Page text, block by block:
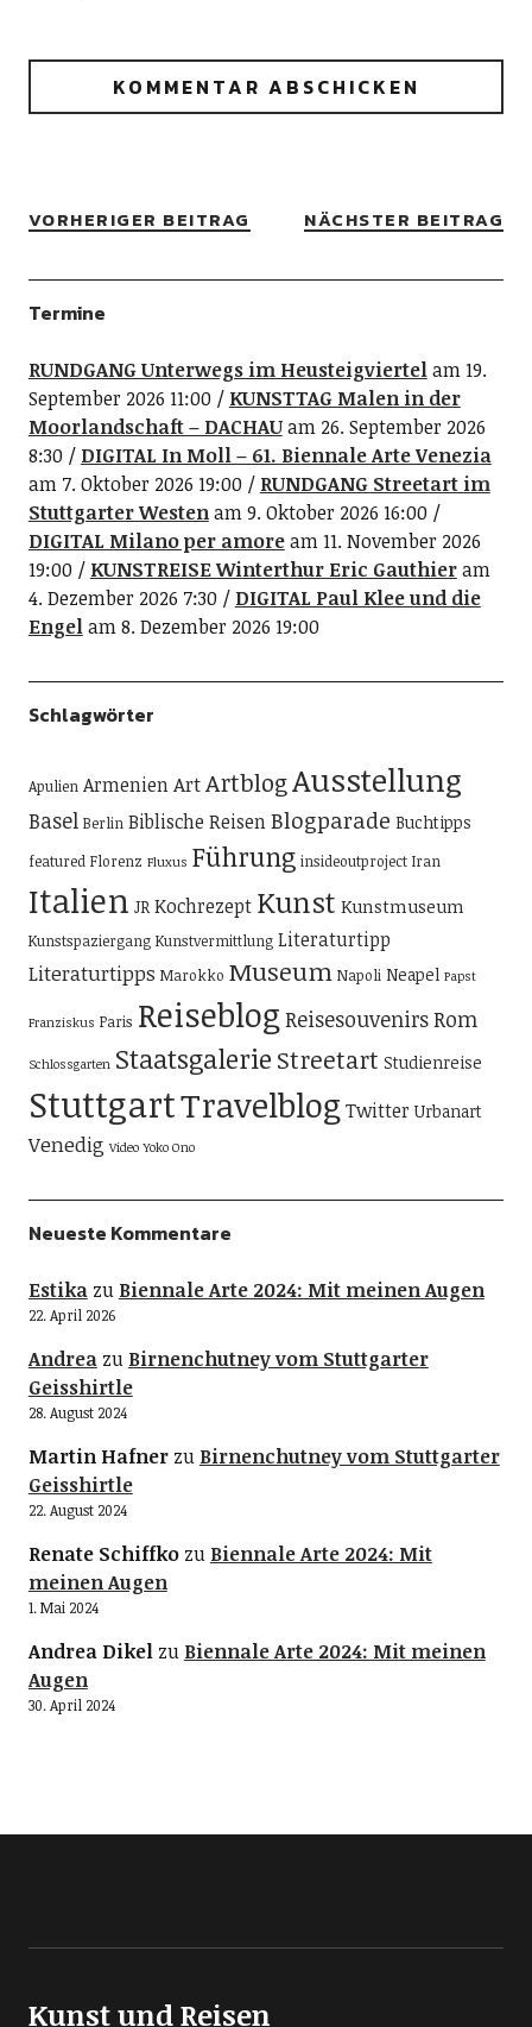
VORHERIGER BEITRAG NÄCHSTER BEITRAG
Termine
RUNDGANG Unterwegs im Heusteigviertelam 19.
September 2026 11:00
KUNSTTAG Malen in der
Moorlandschaft – DACHAUam 26. September 2026
8:30
DIGITAL In Moll – 61. Biennale Arte Venezia
am 7. Oktober 2026 19:00
RUNDGANG Streetart im
Stuttgarter Westenam 9. Oktober 2026 16:00
DIGITAL Milano per amoream 11. November 2026
19:00
KUNSTREISE Winterthur Eric Gauthieram
4. Dezember 2026 7:30
DIGITAL Paul Klee und die
Engelam 8. Dezember 2026 19:00
Schlagwörter
Apulien ArmenienArtArtblogAusstellung
Basel Berlin Biblische ReisenBlogparade Buchtipps
featured Florenz Fluxus Führung insideoutproject Iran
Italien JR Kochrezept Kunst Kunstmuseum
Kunstspaziergang Kunstvermittlung Literaturtipp
Literaturtipps Marokko Museum Napoli Neapel Papst
Franziskus Paris Reiseblog ReisesouvenirsRom
Schlossgarten Staatsgalerie Streetart Studienreise
StuttgartTravelblog Twitter Urbanart
Venedig Video Yoko Ono
Neueste Kommentare
Estikazu Biennale Arte 2024: Mit meinen Augen
22. April 2026
Andreazu Birnenchutney vom Stuttgarter
Geisshirtle
28. August 2024
Martin Hafnerzu Birnenchutney vom Stuttgarter
Geisshirtle
22. August 2024
Renate Schiffkozu Biennale Arte 2024: Mit
meinen Augen
1. Mai 2024
Andrea Dikelzu Biennale Arte 2024: Mit meinen
Augen
30. April 2024
Kunst und Reisen